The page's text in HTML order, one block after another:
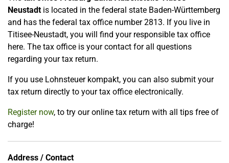
Neustadtis located in the federal state Baden-Württemberg
and has the federal tax office number 2813. If you live in
Titisee-Neustadt, you will find your responsible tax office
here. The tax office is your contact for all questions
regarding your tax return.
If you use Lohnsteuer kompakt, you can also submit your
tax return directly to your tax office electronically.
Register now, to try our online tax return with all tips free of
charge!
Address / Contact